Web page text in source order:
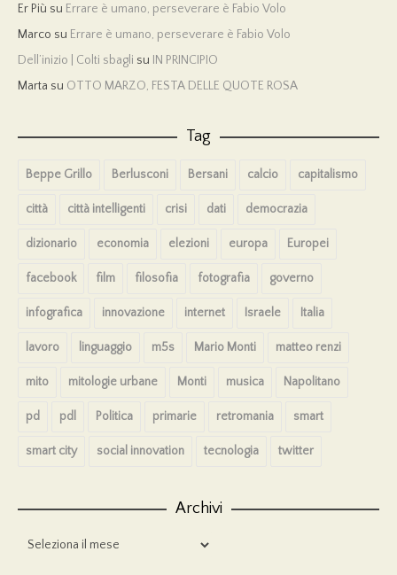
Er Più su Errare è umano, perseverare è Fabio Volo
Marco su Errare è umano, perseverare è Fabio Volo
Dell’inizio | Colti sbagli su IN PRINCIPIO
Marta su OTTO MARZO, FESTA DELLE QUOTE ROSA
Tag
Beppe Grillo Berlusconi Bersani calcio capitalismo
città città intelligenti crisi dati democrazia
dizionario economia elezioni europa Europei
facebook film filosofia fotografia governo
infografica innovazione internet Israele Italia
lavoro linguaggio m5s Mario Monti matteo renzi
mito mitologie urbane Monti musica Napolitano
pd pdl Politica primarie retromania smart
smart city social innovation tecnologia twitter
Archivi
Archivi